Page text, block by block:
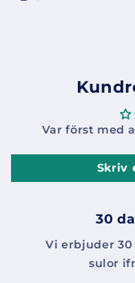
Var först med
Skriv
30
Vi erbjuder 30
sulor